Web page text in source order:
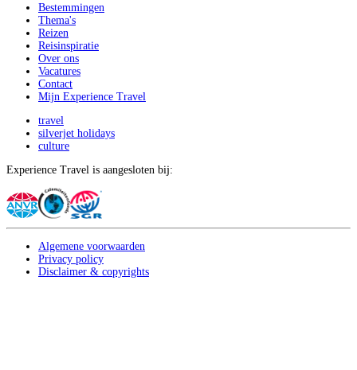
Bestemmingen
Thema's
Reizen
Reisinspiratie
Over ons
Vacatures
Contact
Mijn Experience Travel
travel
silverjet holidays
culture
Experience Travel is aangesloten bij:
Algemene voorwaarden
Privacy policy
Disclaimer & copyrights